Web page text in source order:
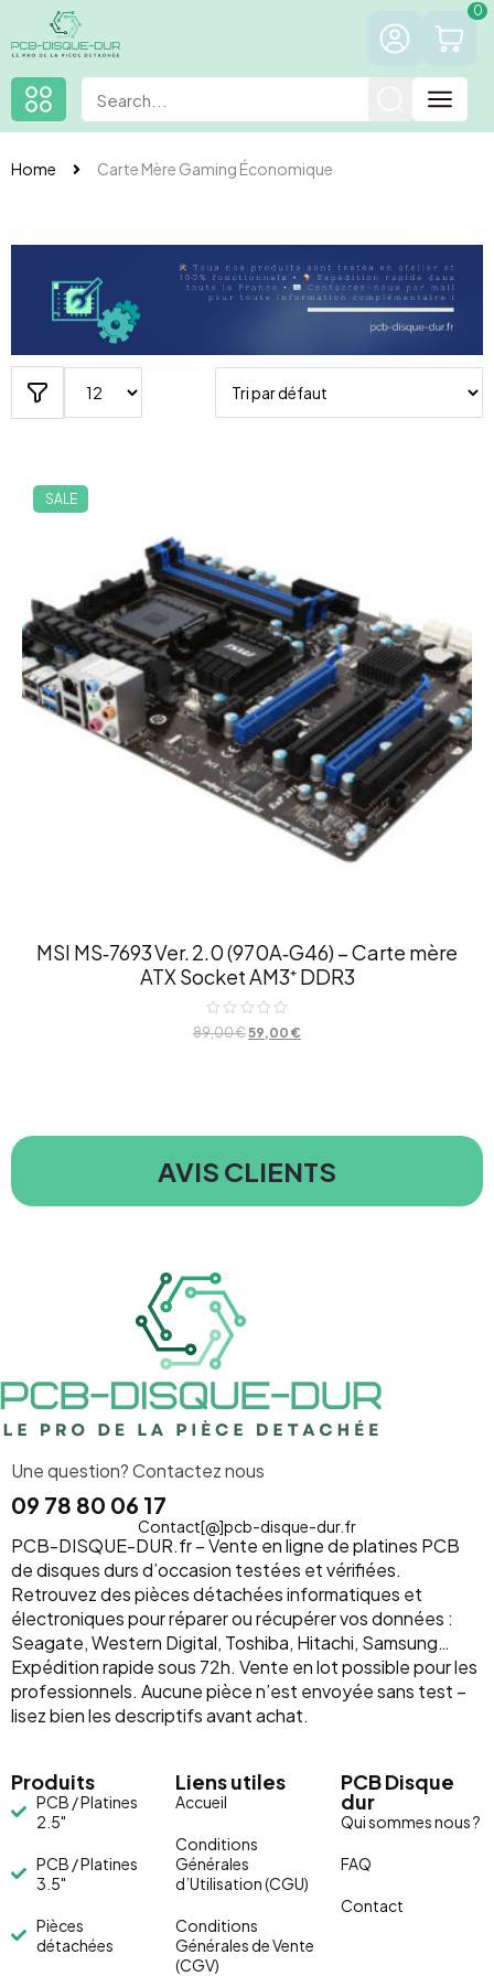
0
Home Carte Mère Gaming Économique
SALE
MSI MS‑7693 Ver. 2.0 (970A‑G46) – Carte mère
ATX Socket AM3⁺ DDR3
Note
0
89,00€59,00 €
AVIS CLIENTS
Une question? Contactez nous
09 78 80 06 17
Contact[@]pcb-disque-dur.fr
PCB-DISQUE-DUR.fr – Vente en ligne de platines PCB
de disques durs d’occasion testées et vérifiées.
Retrouvez des pièces détachées informatiques et
électroniques pour réparer ou récupérer vos données :
Seagate, Western Digital, Toshiba, Hitachi, Samsung…
Expédition rapide sous 72h. Vente en lot possible pour les
professionnels. Aucune pièce n’est envoyée sans test –
lisez bien les descriptifs avant achat.
Produits
PCB / Platines
2.5"
PCB / Platines
3.5"
Pièces
détachées
Liens utiles
Accueil
Conditions
Générales
d’Utilisation (CGU)
Conditions
Générales de Vente
(CGV)
PCB Disque
dur
Qui sommes nous ?
FAQ
Contact